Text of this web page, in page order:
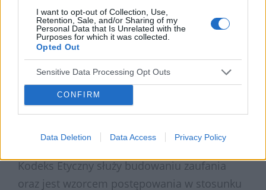
I want to opt-out of Collection, Use,
Retention, Sale, and/or Sharing of my
Personal Data that Is Unrelated with the
Purposes for which it was collected.
Opted Out
Sensitive Data Processing Opt Outs
CONFIRM
Data Deletion Data Access Privacy Policy
dla naszych klientów i kontrahentów
wdrażamy w naszej firmie Kodeks Etyczny.
Wierzymy, że będzie on przyczyniał się do
kształtowania postaw naszych obecnych jak i
przyszłych pracowników w oparciu o wartości,
o które funkcjonuje firma Medforum? –
Dyrektor Medyczny Medforum.
Kodeks Etyczny służy budowaniu zaufania
oraz jest wzorcem postępowania w stosunku